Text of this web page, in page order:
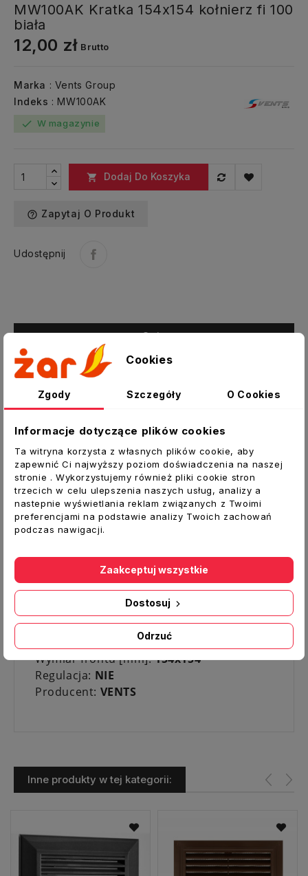
MW100AK Kratka 154x154 kołnierz fi 100
biała
12,00 zł Brutto
Marka : Vents Group
Indeks : MW100AK
check W magazynie
 Dodaj Do Koszyka
help_outline Zapytaj O Produkt
Udostępnij
Opis
Szczegóły produktu
okrągłym
Do wentylacji nawiewno-wywiewnej
pomieszczeń
Do montażu ściennego
Jako element systemu wentylacyjnego lub
kratka grawitacyjna
Kratka wentylacyjna z kołnierzem
okrągłym
Tworzywo ABS
Kolor: biały
Średnica kołnierza/ otworu [mm]:
Wymiar frontu [mm]:154x154
Regulacja: NIE
Producent: VENTS
Inne produkty w tej kategorii:
Cookies
Zgody Szczegóły O Cookies
Informacje dotyczące plików cookies
Ta witryna korzysta z własnych plików cookie, aby
zapewnić Ci najwyższy poziom doświadczenia na naszej
stronie . Wykorzystujemy również pliki cookie stron
trzecich w celu ulepszenia naszych usług, analizy a
nastepnie wyświetlania reklam związanych z Twoimi
preferencjami na podstawie analizy Twoich zachowań
podczas nawigacji.
Odrzuć
Dostosuj
Zaakceptuj wszystkie